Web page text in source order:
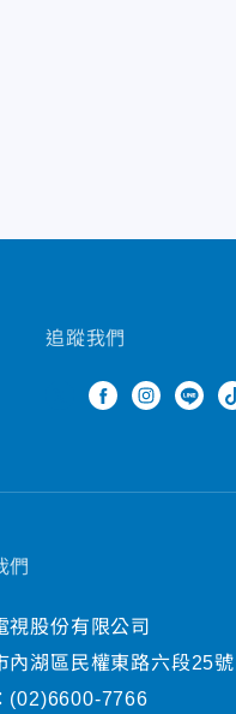
追蹤我們
們
視股份有限公司
內湖區民權東路六段25號
(02)6600-7766